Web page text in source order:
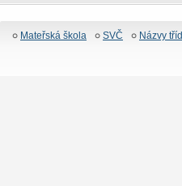
Mateřská škola SVČ Názvy tříd